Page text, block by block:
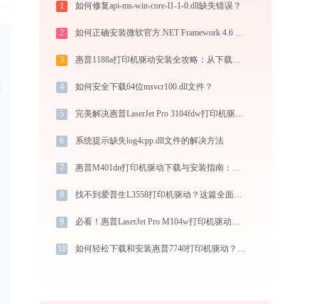
1 如何修复api-ms-win-core-l1-1-0.dll缺失错误？
2 如何正确安装微软官方.NET Framework 4.6 这些方法轻松搞定
3 惠普1188a打印机驱动安装全攻略：从下载到安装完全教程
4 如何安全下载64位msvcr100.dll文件？
5 完美解决惠普LaserJet Pro 3104fdw打印机驱动安装困扰，全面下载安装教程
6 系统提示缺失log4cpp.dll文件的解决方法
7 惠普M401dn打印机驱动下载与安装指南：一步步教您操作
8 找不到爱普生L3558打印机驱动？这篇全面下载安装指南帮到你
9 必看！惠普LaserJet Pro M104w打印机驱动下载与安装的正确姿势
10 如何轻松下载和安装惠普7740打印机驱动？跟着这篇指南走